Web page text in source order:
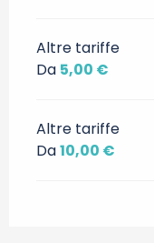
Altre tariffe
Da 5,00 €
Altre tariffe
Da10,00 €